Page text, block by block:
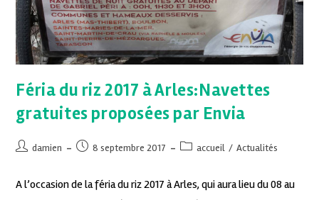
Féria du riz 2017 à Arles:Navettes
gratuites proposées par Envia
damien 8 septembre 2017 accueil / Actualités
A l’occasion de la féria du riz 2017 à Arles, qui aura lieu du 08 au